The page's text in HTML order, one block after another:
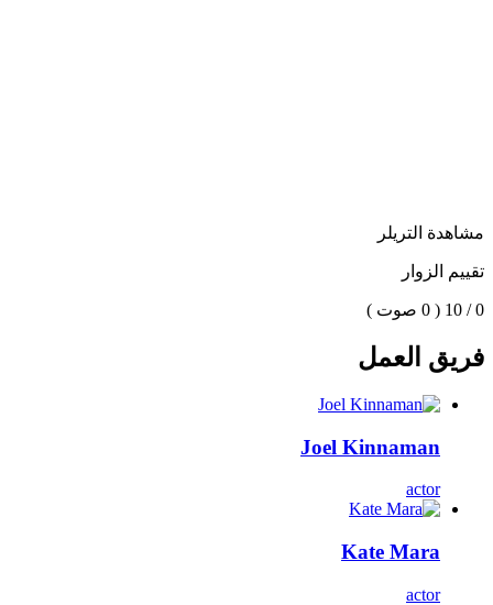
مشاهدة التريلر
تقييم الزوار
0 / 10 ( 0 صوت )
فريق العمل
Joel Kinnaman
actor
Kate Mara
actor